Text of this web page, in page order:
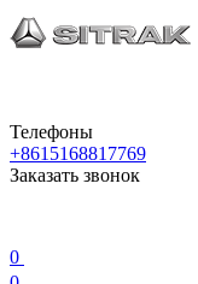
Телефоны
+8615168817769
Заказать звонок
0